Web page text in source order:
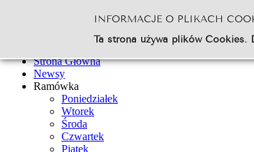
Go
Strona Główna
Newsy
Ramówka
Poniedziałek
Wtorek
Środa
Czwartek
Piątek
INFORMACJE O PLIKACH
Ta strona używa plików